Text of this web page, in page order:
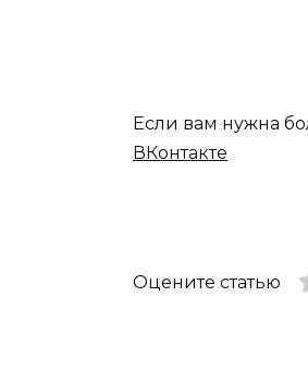
Если вам нужна
ВКонтакте
Оцените статью